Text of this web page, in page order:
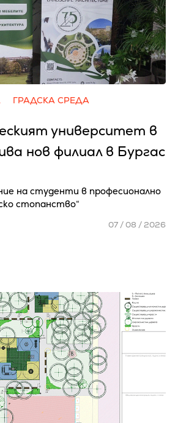
ГРАДСКА СРЕДА
университет в
нов филиал в Бургас
на студенти в професионално
стопанство“
07 / 08 / 2026